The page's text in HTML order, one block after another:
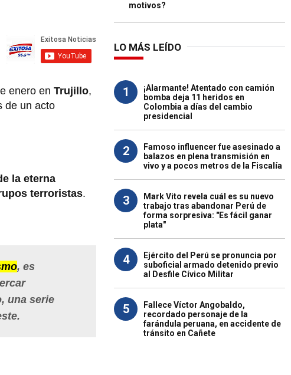
enero en Trujillo,
de un acto
la eterna
terroristas.
, es
una serie
motivos?
LO MÁS LEÍDO
1
¡Alarmante! Atentado con camión
bomba deja 11 heridos en
Colombia a días del cambio
presidencial
2
Famoso influencer fue asesinado a
balazos en plena transmisión en
vivo y a pocos metros de la Fiscalía
3
Mark Vito revela cuál es su nuevo
trabajo tras abandonar Perú de
forma sorpresiva: "Es fácil ganar
plata"
4
Ejército del Perú se pronuncia por
suboficial armado detenido previo
al Desfile Cívico Militar
5
Fallece Víctor Angobaldo,
recordado personaje de la
farándula peruana, en accidente de
tránsito en Cañete